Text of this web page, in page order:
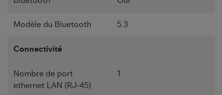
Modèle du Bluetooth 5.3
Connectivité
Nombre de port
ethernet LAN (RJ-45)
1